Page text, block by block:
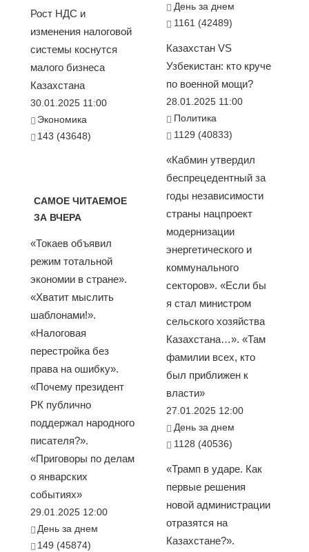
Рост НДС и
изменения налоговой
системы коснутся
малого бизнеса
Казахстана
30.01.2025 11:00
Экономика
143 (43648)
САМОЕ ЧИТАЕМОЕ
ЗА ВЧЕРА
«Токаев объявил
режим тотальной
экономии в стране».
«Хватит мыслить
шаблонами!».
«Налоговая
перестройка без
права на ошибку».
«Почему президент
РК публично
поддержал народного
писателя?».
«Приговоры по делам
о январских
событиях»
29.01.2025 12:00
День за днем
149 (45874)
День за днем
1161 (42489)
Казахстан VS
Узбекистан: кто круче
по военной мощи?
28.01.2025 11:00
Политика
1129 (40833)
«Кабмин утвердил
беспрецедентный за
годы независимости
страны нацпроект
модернизации
энергетического и
коммунального
секторов». «Если бы
я стал министром
сельского хозяйства
Казахстана…». «Там
фамилии всех, кто
был приближен к
власти»
27.01.2025 12:00
День за днем
1128 (40536)
«Трамп в ударе. Как
первые решения
новой администрации
отразятся на
Казахстане?».